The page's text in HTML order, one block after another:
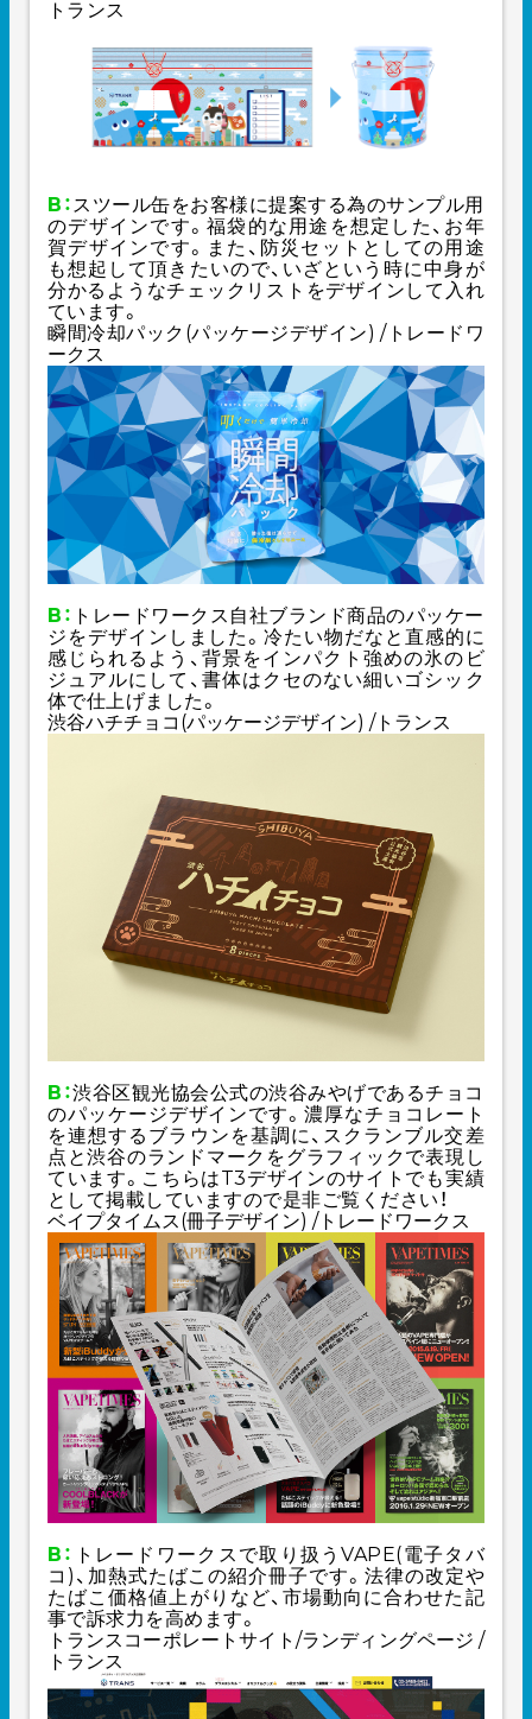
トランス
B：スツール缶をお客様に提案する為のサンプル用
のデザインです。福袋的な用途を想定した、お年
賀デザインです。また、防災セットとしての用途
も想起して頂きたいので、いざという時に中身が
分かるようなチェックリストをデザインして入れ
ています。
瞬間冷却パック(パッケージデザイン) /トレードワ
ークス
B： トレードワークス自社ブランド商品のパッケー
ジをデザインしました。冷たい物だなと直感的に
感じられるよう、背景をインパクト強めの氷のビ
ジュアルにして、書体はクセのない細いゴシック
体で仕上げました。
渋谷ハチチョコ(パッケージデザイン) /トランス
B：渋谷区観光協会公式の渋谷みやげであるチョコ
のパッケージデザインです。濃厚なチョコレート
を連想するブラウンを基調に、スクランブル交差
点と渋谷のランドマークをグラフィックで表現し
ています。こちらはT3デザインのサイトでも実績
として掲載していますので是非ご覧ください！
ベイプタイムス(冊子デザイン) /トレードワークス
B： トレードワークスで取り扱うVAPE(電子タバ
コ)、加熱式たばこの紹介冊子です。法律の改定や
たばこ価格値上がりなど、市場動向に合わせた記
事で訴求力を高めます。
トランスコーポレートサイト/ランディングページ /
トランス